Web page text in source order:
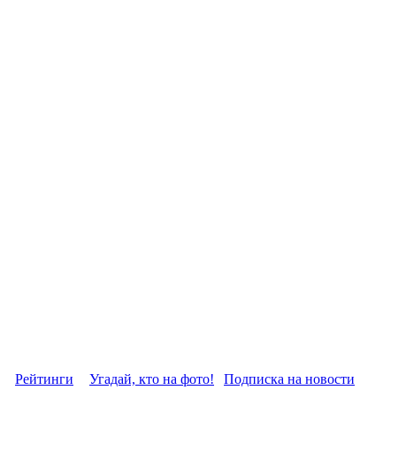
Рейтинги Угадай, кто на фото! Подписка на новости